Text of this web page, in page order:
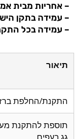
ל5 שנים.
הישראלי.
התקנים
ברז עירובול ₪
מערכת על ₪